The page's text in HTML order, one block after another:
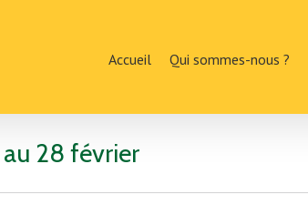
Accueil Qui sommes-nous ?
28 février